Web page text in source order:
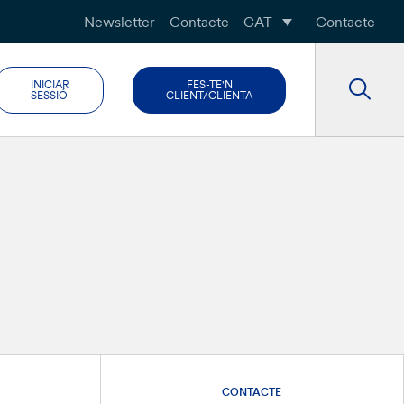
Newsletter Contacte CAT Contacte
INICIAR
SESSIÓ
FES-TE'N
CLIENT/CLIENTA
CONTACTE